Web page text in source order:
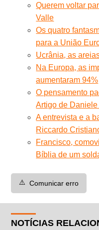
Querem voltar
Valle
Os quatro
para a União
Ucrânia, as
Na Europa, as
aumentaram 94%
O pensamento
Artigo de
A entrevista e a
Riccardo
Francisco,
Bíblia de um
⚠️ Comunicar erro
NOTÍCIAS